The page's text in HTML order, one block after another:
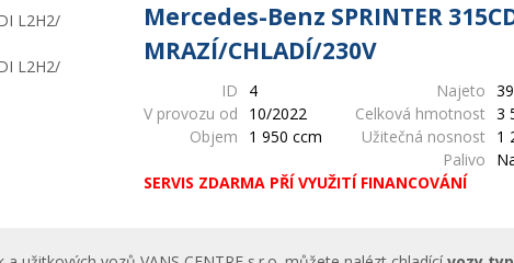
Mercedes-Benz SPRINTER
MRAZÍ/CHLADÍ/230V
ID 4 Najeto
V provozu od
10/2022 Celková hmotnost 3
Objem
1 950 ccm Užitečná nosnost
1
Palivo
SERVIS ZDARMA PŘÍ VYUŽITÍ FINANCOVÁNÍ